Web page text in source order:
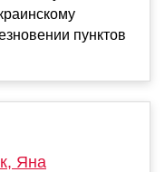
пунктов
Яна